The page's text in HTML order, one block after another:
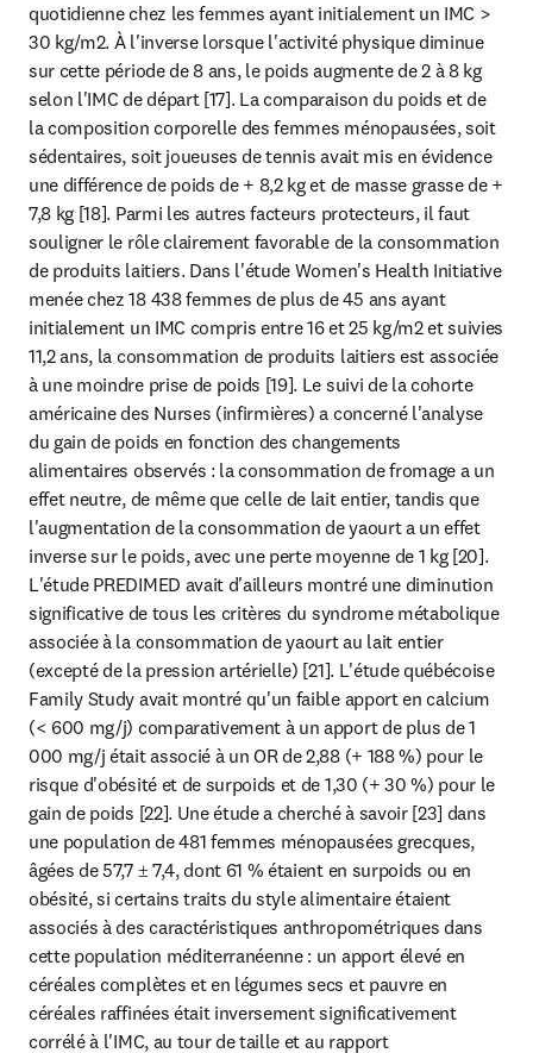
quotidienne chez les femmes ayant initialement un IMC >
30 kg/m2. À l'inverse lorsque l'activité physique diminue
sur cette période de 8 ans, le poids augmente de 2 à 8 kg
selon l'IMC de départ [17]. La comparaison du poids et de
la composition corporelle des femmes ménopausées, soit
sédentaires, soit joueuses de tennis avait mis en évidence
une différence de poids de + 8,2 kg et de masse grasse de +
7,8 kg [18]. Parmi les autres facteurs protecteurs, il faut
souligner le rôle clairement favorable de la consommation
de produits laitiers. Dans l'étude Women's Health Initiative
menée chez 18 438 femmes de plus de 45 ans ayant
initialement un IMC compris entre 16 et 25 kg/m2 et suivies
11,2 ans, la consommation de produits laitiers est associée
à une moindre prise de poids [19]. Le suivi de la cohorte
américaine des Nurses (infirmières) a concerné l'analyse
du gain de poids en fonction des changements
alimentaires observés : la consommation de fromage a un
effet neutre, de même que celle de lait entier, tandis que
l'augmentation de la consommation de yaourt a un effet
inverse sur le poids, avec une perte moyenne de 1 kg [20].
L'étude PREDIMED avait d'ailleurs montré une diminution
significative de tous les critères du syndrome métabolique
associée à la consommation de yaourt au lait entier
(excepté de la pression artérielle) [21]. L'étude québécoise
Family Study avait montré qu'un faible apport en calcium
(< 600 mg/j) comparativement à un apport de plus de 1
000 mg/j était associé à un OR de 2,88 (+ 188 %) pour le
risque d'obésité et de surpoids et de 1,30 (+ 30 %) pour le
gain de poids [22]. Une étude a cherché à savoir [23] dans
une population de 481 femmes ménopausées grecques,
âgées de 57,7 ± 7,4, dont 61 % étaient en surpoids ou en
obésité, si certains traits du style alimentaire étaient
associés à des caractéristiques anthropométriques dans
cette population méditerranéenne : un apport élevé en
céréales complètes et en légumes secs et pauvre en
céréales raffinées était inversement significativement
corrélé à l'IMC, au tour de taille et au rapport